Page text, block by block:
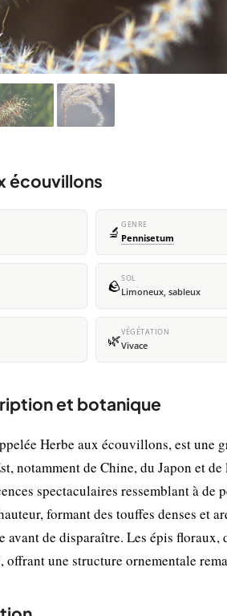
écouvillons
🔬 GENRE
Pennisetum
🪨SOL
Limoneux, sableux
🌿VÉGÉTATION
Vivace
et botanique
Herbe aux écouvillons, est une
notamment de Chine, du Japon et
spectaculaires ressemblant à
formant des touffes denses et
de disparaître. Les épis floraux,
une structure ornementale